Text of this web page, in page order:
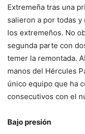
Extremeña tras una
salieron a por todas
los extremeños. No
segunda parte con
temer la remontada.
manos del Hércules
único equipo que ha
consecutivos con el
Bajo presión